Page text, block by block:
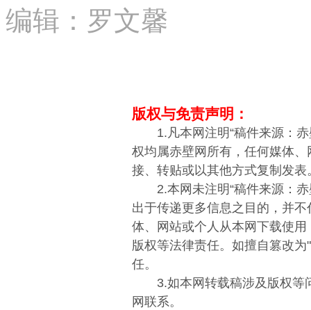
编辑：罗文馨
版权与免责声明：
1.凡本网注明“稿件来源：赤
权均属赤壁网所有，任何媒体
接、转贴或以其他方式复制发表
2.本网未注明“稿件来源：赤
出于传递更多信息之目的，并
体、网站或个人从本网下载使用
版权等法律责任。如擅自篡改
任。
3.如本网转载稿涉及版权等
网联系。